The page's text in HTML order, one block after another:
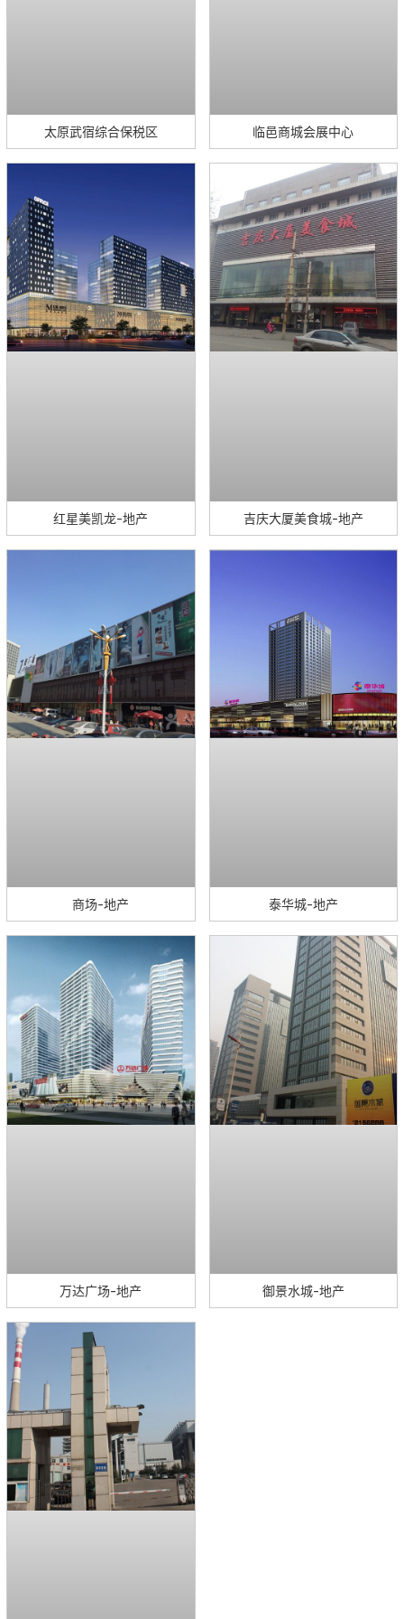
太原武宿综合保税区 临邑商城会展中心
红星美凯龙-地产 吉庆大厦美食城-地产
商场-地产 泰华城-地产
万达广场-地产 御景水城-地产